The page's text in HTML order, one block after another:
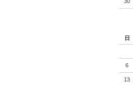
日
6
13